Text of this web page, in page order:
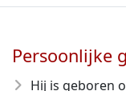
Persoonlijke
Hij is geboren